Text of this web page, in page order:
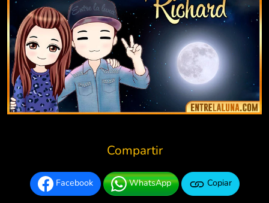
Compartir
Facebook WhatsApp Copiar